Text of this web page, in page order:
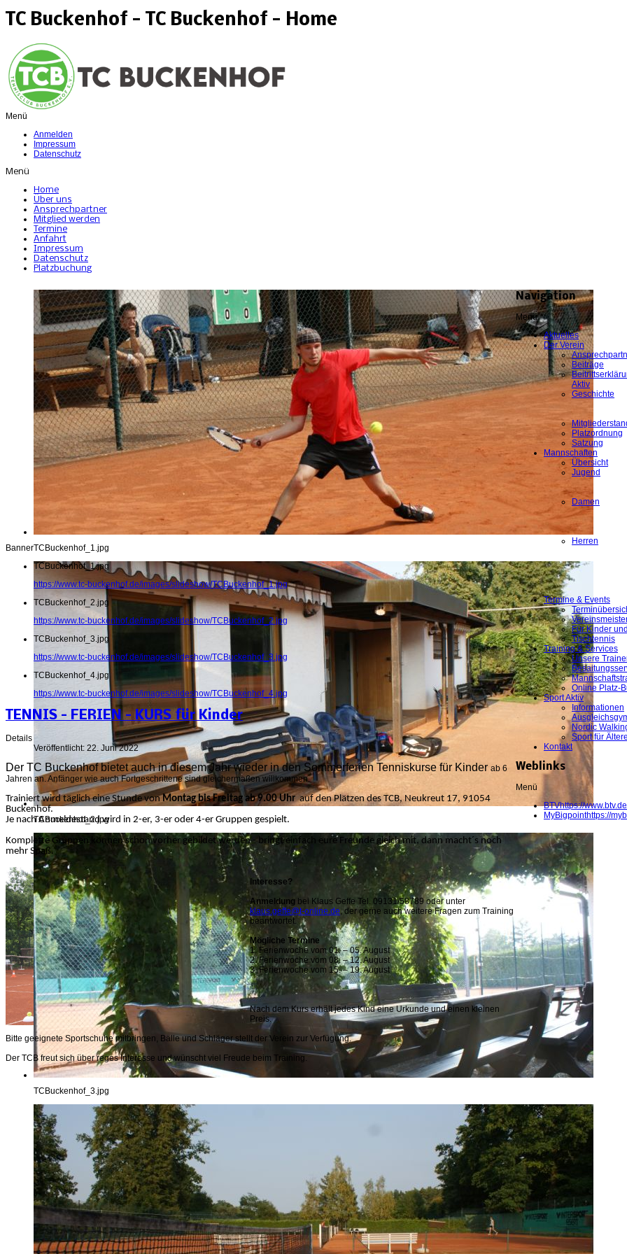
TC Buckenhof - TC Buckenhof - Home
Menü
Anmelden
Impressum
Datenschutz
Menü
Home
Über uns
Ansprechpartner
Mitglied werden
Termine
Anfahrt
Impressum
Datenschutz
Platzbuchung
TCBuckenhof_1.jpg
TCBuckenhof_2.jpg
TCBuckenhof_3.jpg
Banner
TCBuckenhof_1.jpg
https://www.tc-buckenhof.de/images/slideshow/TCBuckenhof_1.jpg
TCBuckenhof_2.jpg
https://www.tc-buckenhof.de/images/slideshow/TCBuckenhof_2.jpg
TCBuckenhof_3.jpg
https://www.tc-buckenhof.de/images/slideshow/TCBuckenhof_3.jpg
TCBuckenhof_4.jpg
https://www.tc-buckenhof.de/images/slideshow/TCBuckenhof_4.jpg
TENNIS – FERIEN – KURS für Kinder
Details
Veröffentlicht: 22. Juni 2022
Der TC Buckenhof bietet auch in diesem Jahr wieder in den Sommerferien Tenniskurse für Kinder ab 6
Jahren an. Anfänger wie auch Fortgeschrittene sind gleichermaßen willkommen.
Trainiert wird täglich eine Stunde vonMontag bis Freitag ab 9.00 Uhrauf den Plätzen des TCB, Neukreut 17, 91054
Buckenhof.
Je nach Anmeldestand wird in 2-er, 3-er oder 4-er Gruppen gespielt.
Komplette Gruppen können schon vorher gebildet werden - bringt einfach eure Freunde gleich mit, dann macht´s noch
mehr Spaß.
Interesse?
Anmeldung bei Klaus Geffe Tel. 09131/58789 oder unter
klaus.geffe@t-online.de, der gerne auch weitere Fragen zum Training
beantwortet.
Mögliche Termine
1. Ferienwoche vom 01. – 05. August
2. Ferienwoche vom 08. – 12. August
3. Ferienwoche vom 15. – 19. August
Nach dem Kurs erhält jedes Kind eine Urkunde und einen kleinen
Preis.
Bitte geeignete Sportschuhe mitbringen, Bälle und Schläger stellt der Verein zur Verfügung.
Der TCB freut sich über reges Interesse und wünscht viel Freude beim Training.
Navigation
Menü
Aktuelles
Der Verein
Beiträge
Aktiv
Geschichte
Platzordnung
Satzung
Mannschaften
Übersicht
Jugend
Damen
Herren
Termine & Events
Für Kinder
Tischtennis
Training & Services
Unsere
Online Platz-
Sport Aktiv
Informationen
Nordic
Sport für Ältere
Kontakt
Weblinks
Menü
BTVhttps://
MyBigpointhttps://